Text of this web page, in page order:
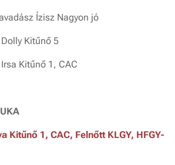
Ízisz Nagyon jó
Kitűnő 5
Kitűnő 1, CAC
Kitűnő 1, CAC, Felnőtt KLGY, HFGY-